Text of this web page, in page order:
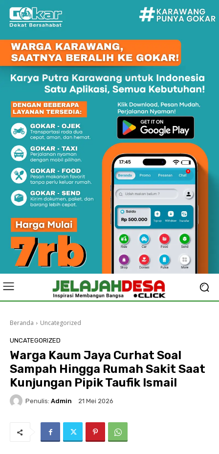
Beranda Uncategorized
UNCATEGORIZED
Warga Kaum Jaya Curhat Soal
Sampah Hingga Rumah Sakit Saat
Kunjungan Pipik Taufik Ismail
Penulis: Admin 21 Mei 2026